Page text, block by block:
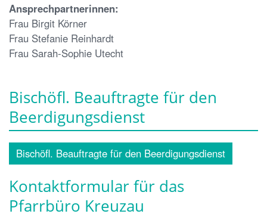
Ansprechpartnerinnen:
Frau Birgit Körner
Frau Stefanie Reinhardt
Frau Sarah-Sophie Utecht
Bischöfl. Beauftragte für den
Beerdigungsdienst
Bischöfl. Beauftragte für den Beerdigungsdienst
Kontaktformular für das
Pfarrbüro Kreuzau